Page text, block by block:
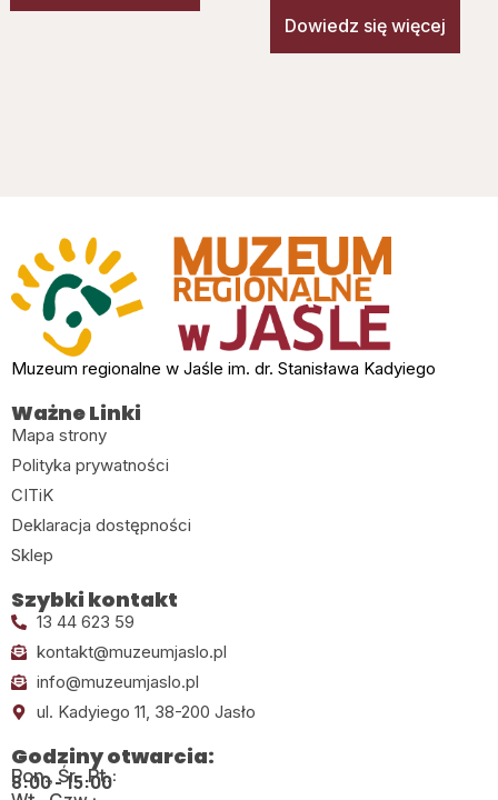
Dowiedz się więcej
Muzeum regionalne w Jaśle im. dr. Stanisława Kadyiego
Ważne Linki
Mapa strony
Polityka prywatności
CITiK
Deklaracja dostępności
Sklep
Szybki kontakt
13 44 623 59
kontakt@muzeumjaslo.pl
info@muzeumjaslo.pl
ul. Kadyiego 11, 38-200 Jasło
Godziny otwarcia:
Pon., Śr., Pt.:
8:00 - 15:00